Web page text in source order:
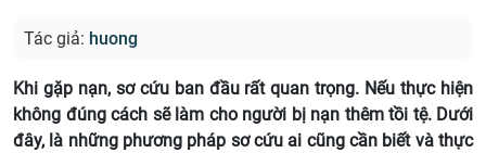
Tác giả: huong
Khi gặp nạn, sơ cứu ban đầu rất quan trọng. Nếu thực hiện
không đúng cách sẽ làm cho người bị nạn thêm tồi tệ. Dưới
đây, là những phương pháp sơ cứu ai cũng cần biết và thực